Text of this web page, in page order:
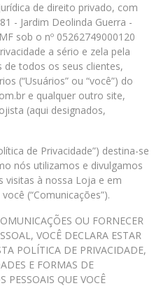
de direito privado, com
- Jardim Deolinda Guerra -
sob o nº 05262749000120
a sério e zela pela
de todos os seus clientes,
(“Usuários” ou “você”) do
e qualquer outro site,
(aqui designados,
de Privacidade”) destina-se
nós utilizamos e divulgamos
visitas à nossa Loja e em
(“Comunicações”).
OU FORNECER
VOCÊ DECLARA ESTAR
POLÍTICA DE PRIVACIDADE,
E FORMAS DE
PESSOAIS QUE VOCÊ